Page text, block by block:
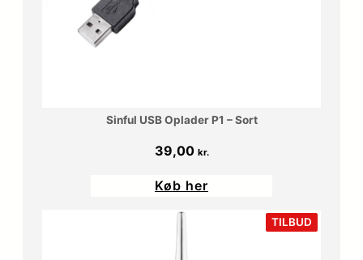
Sinful USB Oplader P1 – Sort
39,00 kr.
Køb her
TILBUD
PÅ